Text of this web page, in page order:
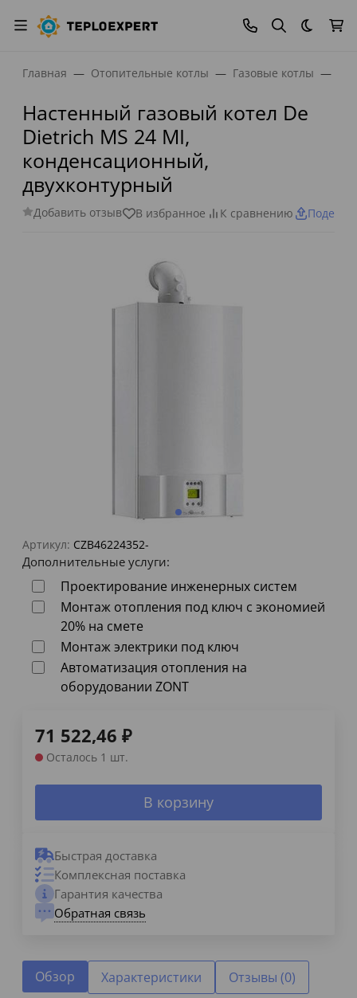
Темная
Главная Отопительные котлы Газовые котлы
Настенный газовый котел De
Dietrich MS 24 MI,
конденсационный,
двухконтурный
Добавить отзыв В избранное К сравнению
Артикул: CZB46224352-
Дополнительные услуги:
Проектирование инженерных систем
Монтаж отопления под ключ с экономией
20% на смете
Монтаж электрики под ключ
Автоматизация отопления на
оборудовании ZONT
71 522,46 ₽
Осталось 1 шт.
В корзину
Быстрая доставка
Комплексная поставка
Гарантия качества
Обратная связь
Обзор Характеристики Отзывы (0)